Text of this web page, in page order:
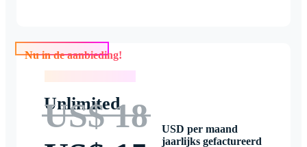
Nu in de aanbieding!
Unlimited
US$ 18
USD per maand
jaarlijks gefactureerd